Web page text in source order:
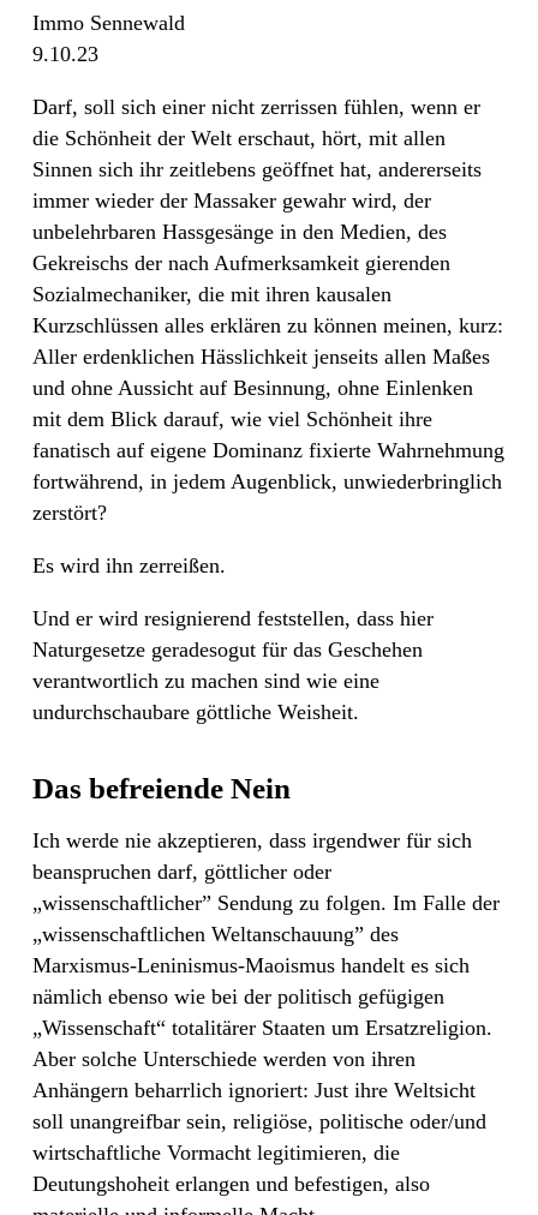
Immo Sennewald
9.10.23
Darf, soll sich einer nicht zerrissen fühlen, wenn er
die Schönheit der Welt erschaut, hört, mit allen
Sinnen sich ihr zeitlebens geöffnet hat, andererseits
immer wieder der Massaker gewahr wird, der
unbelehrbaren Hassgesänge in den Medien, des
Gekreischs der nach Aufmerksamkeit gierenden
Sozialmechaniker, die mit ihren kausalen
Kurzschlüssen alles erklären zu können meinen, kurz:
Aller erdenklichen Hässlichkeit jenseits allen Maßes
und ohne Aussicht auf Besinnung, ohne Einlenken
mit dem Blick darauf, wie viel Schönheit ihre
fanatisch auf eigene Dominanz fixierte Wahrnehmung
fortwährend, in jedem Augenblick, unwiederbringlich
zerstört?
Es wird ihn zerreißen.
Und er wird resignierend feststellen, dass hier
Naturgesetze geradesogut für das Geschehen
verantwortlich zu machen sind wie eine
undurchschaubare göttliche Weisheit.
Das befreiende Nein
Ich werde nie akzeptieren, dass irgendwer für sich
beanspruchen darf, göttlicher oder
„wissenschaftlicher” Sendung zu folgen. Im Falle der
„wissenschaftlichen Weltanschauung” des
Marxismus-Leninismus-Maoismus handelt es sich
nämlich ebenso wie bei der politisch gefügigen
„Wissenschaft“ totalitärer Staaten um Ersatzreligion.
Aber solche Unterschiede werden von ihren
Anhängern beharrlich ignoriert: Just ihre Weltsicht
soll unangreifbar sein, religiöse, politische oder/und
wirtschaftliche Vormacht legitimieren, die
Deutungshoheit erlangen und befestigen, also